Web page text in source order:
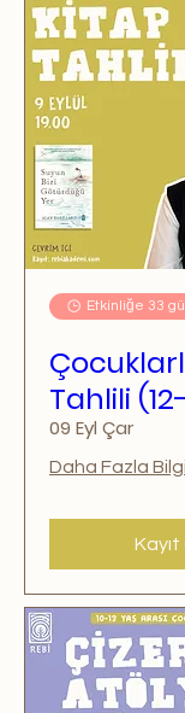
Etkinliğe 33
Tahlili
09 Eyl Çar
Daha Fazla Bilgi
Kayıt